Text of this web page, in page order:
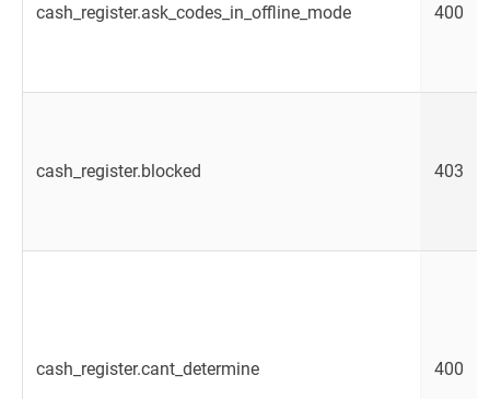
cash_register.ask_codes_in_offline_mode 400
cash_register.blocked 403
cash_register.cant_determine 400